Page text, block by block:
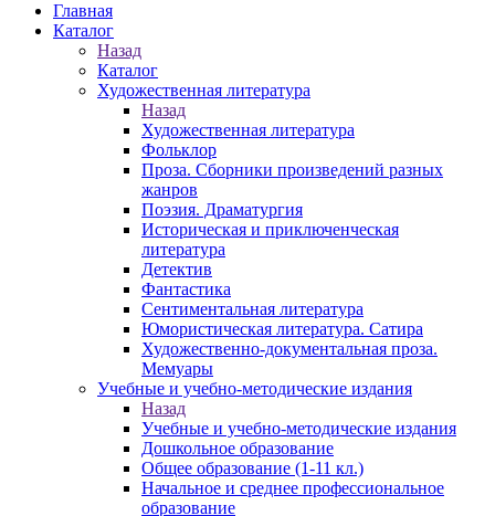
Главная
Каталог
Назад
Каталог
Художественная литература
Назад
Художественная литература
Фольклор
Проза. Сборники произведений разных
жанров
Поэзия. Драматургия
Историческая и приключенческая
литература
Детектив
Фантастика
Сентиментальная литература
Юмористическая литература. Сатира
Художественно-документальная проза.
Мемуары
Учебные и учебно-методические издания
Назад
Учебные и учебно-методические издания
Дошкольное образование
Общее образование (1-11 кл.)
Начальное и среднее профессиональное
образование